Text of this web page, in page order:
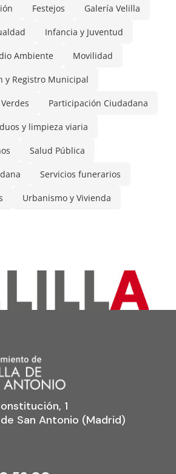
Festejos Galería Velilla
Infancia y Juventud
Ambiente Movilidad
y Registro Municipal
Participación Ciudadana
y limpieza viaria
Salud Pública
Servicios funerarios
Urbanismo y Vivienda
1
San Antonio (Madrid)